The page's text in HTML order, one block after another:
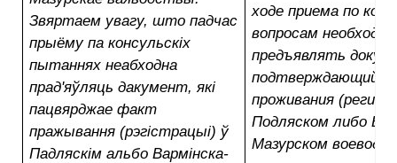
Звяртаем увагу, што падчас
прыёму па консульскіх
пытаннях неабходна
прад'яўляць дакумент, які
пацвярджае факт
пражывання (рэгістрацыі) ў
Падляскім альбо Вармінска-
ходе приема по
вопросам
предъявлять
подтверждающий
проживания
Подляском либо
Мазурском